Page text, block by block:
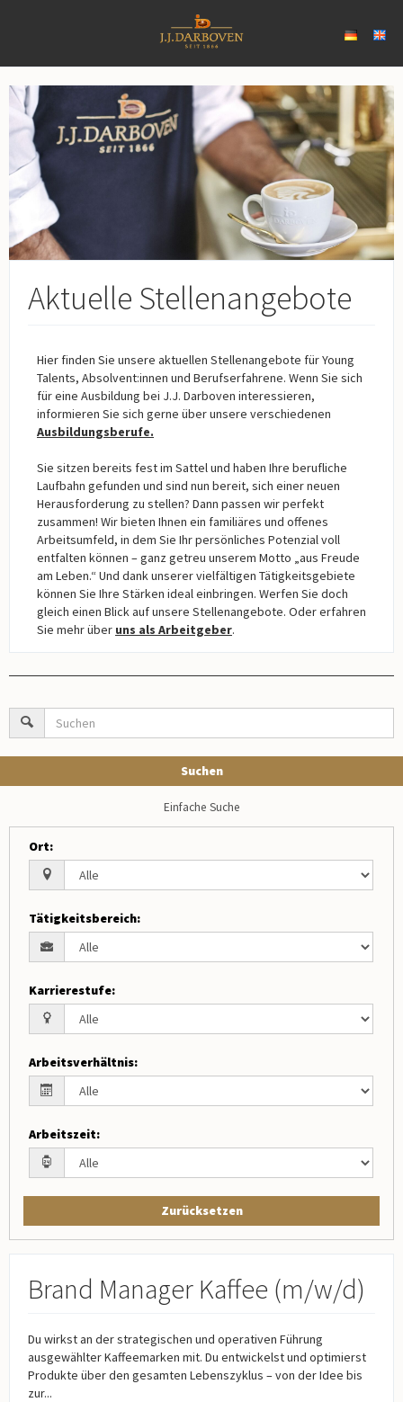
Aktuelle Stellenangebote
Hier finden Sie unsere aktuellen Stellenangebote für Young
Talents, Absolvent:innen und Berufserfahrene. Wenn Sie sich
für eine Ausbildung bei J.J. Darboven interessieren,
informieren Sie sich gerne über unsere verschiedenen
Ausbildungsberufe.
Sie sitzen bereits fest im Sattel und haben Ihre berufliche
Laufbahn gefunden und sind nun bereit, sich einer neuen
Herausforderung zu stellen? Dann passen wir perfekt
zusammen! Wir bieten Ihnen ein familiäres und offenes
Arbeitsumfeld, in dem Sie Ihr persönliches Potenzial voll
entfalten können – ganz getreu unserem Motto „aus Freude
am Leben.“ Und dank unserer vielfältigen Tätigkeitsgebiete
können Sie Ihre Stärken ideal einbringen. Werfen Sie doch
gleich einen Blick auf unsere Stellenangebote. Oder erfahren
Sie mehr über uns als Arbeitgeber.
Suchen
Einfache Suche
Ort:
Tätigkeitsbereich:
Karrierestufe:
Arbeitsverhältnis:
Arbeitszeit:
Zurücksetzen
Brand Manager Kaffee (m/w/d)
Du wirkst an der strategischen und operativen Führung
ausgewählter Kaffeemarken mit. Du entwickelst und optimierst
Produkte über den gesamten Lebenszyklus – von der Idee bis
zur...